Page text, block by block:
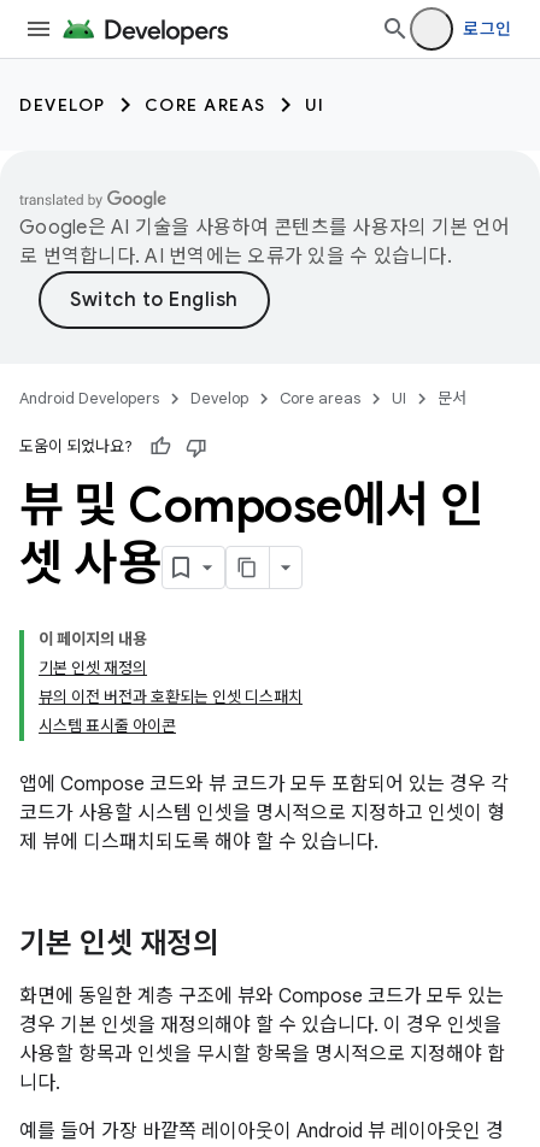
로그인
DEVELOP CORE AREAS UI
Google은 AI 기술을 사용하여 콘텐츠를 사용자의 기본 언어
로 번역합니다. AI 번역에는 오류가 있을 수 있습니다.
Android Developers Develop Core areas UI 문서
도움이 되었나요?
뷰 및 Compose에서 인
셋 사용
이 페이지의 내용
기본 인셋 재정의
뷰의 이전 버전과 호환되는 인셋 디스패치
시스템 표시줄 아이콘
앱에 Compose 코드와 뷰 코드가 모두 포함되어 있는 경우 각
코드가 사용할 시스템 인셋을 명시적으로 지정하고 인셋이 형
제 뷰에 디스패치되도록 해야 할 수 있습니다.
기본 인셋 재정의
화면에 동일한 계층 구조에 뷰와 Compose 코드가 모두 있는
경우 기본 인셋을 재정의해야 할 수 있습니다. 이 경우 인셋을
사용할 항목과 인셋을 무시할 항목을 명시적으로 지정해야 합
니다.
예를 들어 가장 바깥쪽 레이아웃이 Android 뷰 레이아웃인 경